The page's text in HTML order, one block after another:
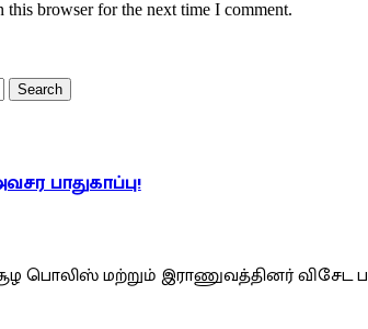
this browser for the next time I comment.
பாதுகாப்பு!
மற்றும் இராணுவத்தினர் விசேட